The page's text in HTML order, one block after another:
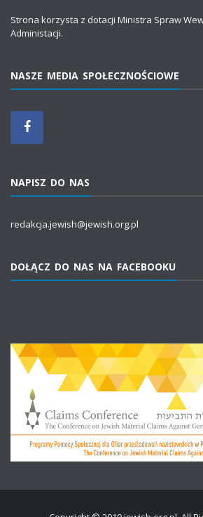
Strona korzysta z dotacji Ministra Spraw
Administacji.
NASZE MEDIA SPOŁECZNOŚCIOWE
NAPISZ DO NAS
redakcja.jewish@jewish.org.pl
DOŁĄCZ DO NAS NA FACEBOOKU